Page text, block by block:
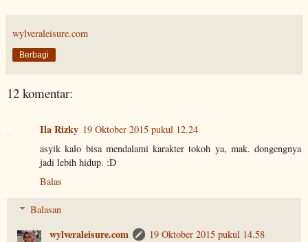
wylveraleisure.com
Berbagi
12 komentar:
Ila Rizky 19 Oktober 2015 pukul 12.24
asyik kalo bisa mendalami karakter tokoh ya, mak. dongengnya
jadi lebih hidup. :D
Balas
Balasan
wylveraleisure.com
19 Oktober 2015 pukul 14.58